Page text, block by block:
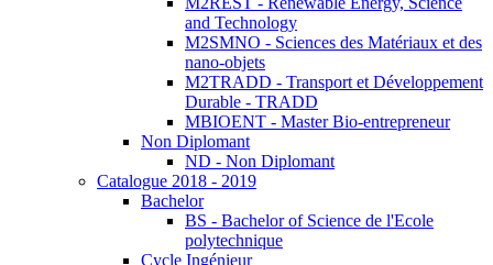
and Technology
M2SMNO - Sciences des Matériaux et des
nano-objets
M2TRADD - Transport et Développement
Durable - TRADD
MBIOENT - Master Bio-entrepreneur
Non Diplomant
ND - Non Diplomant
Catalogue 2018 - 2019
Bachelor
BS - Bachelor of Science de l'Ecole
polytechnique
Cycle Ingénieur